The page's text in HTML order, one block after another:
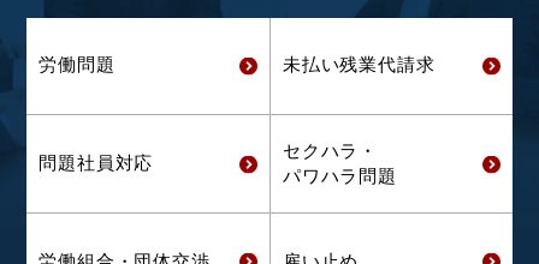
労働問題 未払い残業代請求
問題社員対応
セクハラ・
パワハラ問題